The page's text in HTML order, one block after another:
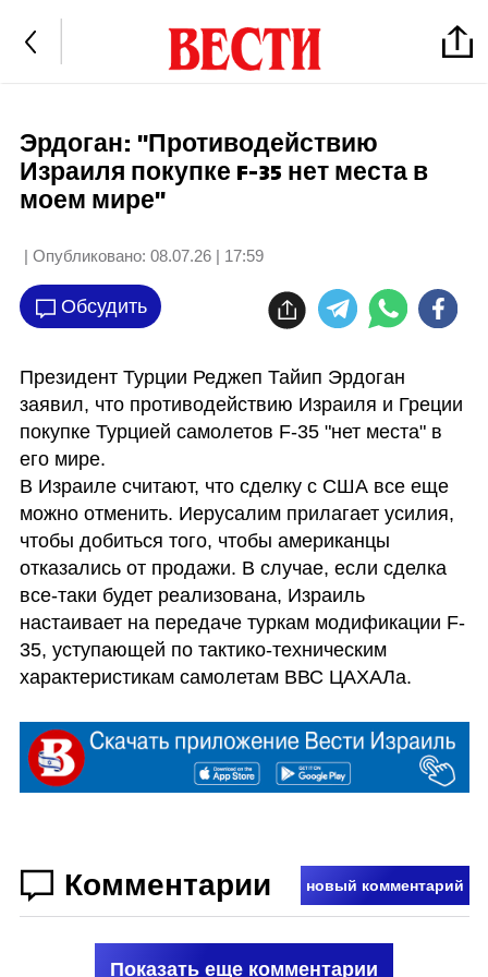
Эрдоган: "Противодействию
Израиля покупке F-35 нет места в
моем мире"
| Опубликовано: 08.07.26 | 17:59
Обсудить
Президент Турции Реджеп Тайип Эрдоган
заявил, что противодействию Израиля и Греции
покупке Турцией самолетов F-35 "нет места" в
его мире.
В Израиле считают, что сделку с США все еще
можно отменить. Иерусалим прилагает усилия,
чтобы добиться того, чтобы американцы
отказались от продажи. В случае, если сделка
все-таки будет реализована, Израиль
настаивает на передаче туркам модификации F-
35, уступающей по тактико-техническим
характеристикам самолетам ВВС ЦАХАЛа.
Комментарии новый комментарий
Показать еще комментарии